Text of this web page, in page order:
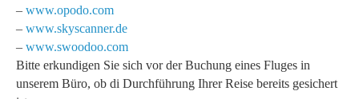
– www.opodo.com
– www.skyscanner.de
– www.swoodoo.com
Bitte erkundigen Sie sich vor der Buchung eines Fluges in
unserem Büro, ob di Durchführung Ihrer Reise bereits gesichert